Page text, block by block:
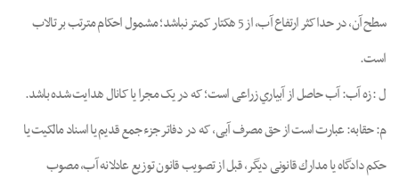
ﺳﻄﺢ آن، در ﺣﺪاﮐﺜﺮ ارﺗﻔﺎع آب، از 5 ﻫﮑﺘﺎر ﮐﻤﺘﺮ ﻧﺒﺎﺷﺪ؛ ﻣﺸﻤﻮل اﺣﮑﺎم ﻣﺘﺮﺗﺐ ﺑﺮ ﺗﺎﻻب
اﺳﺖ.
ل : زه آب: آب ﺣﺎﺻﻞ از آﺑﯿﺎري زراﻋﯽ اﺳﺖ؛ ﮐﻪ در ﯾﮏ ﻣﺠﺮا ﯾﺎ ﮐﺎﻧﺎل ﻫﺪاﯾﺖ ﺷﺪه ﺑﺎﺷﺪ.
م: ﺣﻘﺎﺑﻪ: ﻋﺒﺎرت اﺳﺖ از ﺣﻖ ﻣﺼﺮف آﺑﯽ، ﮐﻪ در دﻓﺎﺗﺮ ﺟﺰء ﺟﻤﻊ ﻗﺪﯾﻢ ﯾﺎ اﺳﻨﺎد ﻣﺎﻟﮑﯿﺖ ﯾﺎ
ﺣﮑﻢ دادﮔﺎه ﯾﺎ مدارك ﻗﺎﻧﻮﻧﯽ دﯾﮕﺮ، ﻗﺒﻞ از ﺗﺼﻮﯾﺐ ﻗﺎﻧﻮن ﺗﻮزﯾﻊ ﻋﺎدﻻﻧﻪ آب، ﻣﺼﻮب